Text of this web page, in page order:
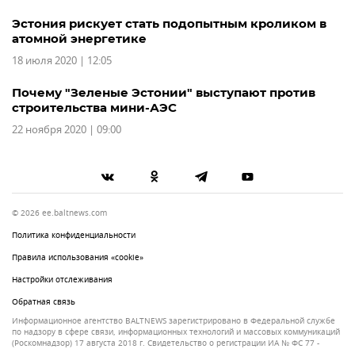
Эстония рискует стать подопытным кроликом в
атомной энергетике
18 июля 2020 | 12:05
Почему "Зеленые Эстонии" выступают против
строительства мини-АЭС
22 ноября 2020 | 09:00
© 2026 ee.baltnews.com
Политика конфиденциальности
Правила использования «cookie»
Настройки отслеживания
Обратная связь
Информационное агентство BALTNEWS зарегистрировано в Федеральной службе
по надзору в сфере связи, информационных технологий и массовых коммуникаций
(Роскомнадзор) 17 августа 2018 г. Свидетельство о регистрации ИА № ФС 77 -